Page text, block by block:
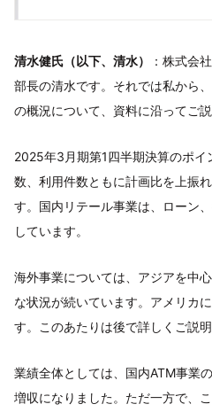
清水健氏（以下、清水）
：株式会
部長の清水です。それでは私から
の概況について、資料に沿ってご説
2025年3月期第1四半期決算のポイ
数、利用件数ともに計画比を上振
す。国内リテール事業は、ローン
しています。
海外事業については、アジアを中
な状況が続いています。アメリカ
す。このあたりは後で詳しくご説明
業績全体としては、国内ATM事業
増収になりました。ただ一方で、